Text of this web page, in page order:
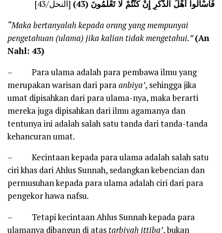
فَاسْأَلُوا أَهْلَ الذِّكْرِ إِنْ كُنْتُمْ لَا تَعْلَمُونَ (43)
[النحل/43]
“Maka bertanyalah kepada orang yang mempunyai
pengetahuan (ulama) jika kalian tidak mengetahui.”(An
Nahl: 43)
– Para ulama adalah para pembawa ilmu yang
merupakan warisan dari paraanbiya’, sehingga jika
umat dipisahkan dari para ulama-nya, maka berarti
mereka juga dipisahkan dari ilmu agamanya dan
tentunya ini adalah salah satu tanda dari tanda-tanda
kehancuran umat.
– Kecintaan kepada para ulama adalah salah satu
ciri khas dari Ahlus Sunnah, sedangkan kebencian dan
permusuhan kepada para ulama adalah ciri dari para
pengekor hawa nafsu.
– Tetapi kecintaan Ahlus Sunnah kepada para
ulamanya dibangun di atas tarbiyah ittiba’, bukan